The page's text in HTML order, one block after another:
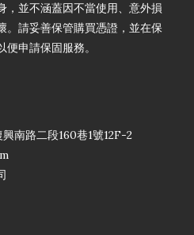
，並不涵蓋因不當使用、意外損
。請妥善保管購買憑證，並在保
申請保固服務。
南路二段160巷1號12F-2